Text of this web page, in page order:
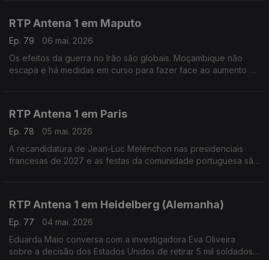
RTP Antena 1 em Maputo
Ep. 79
06 mai. 2026
Os efeitos da guerra no Irão são globais. Moçambique não
escapa e há medidas em curso para fazer face ao aumento do
RTP Antena 1 em Paris
Ep. 78
05 mai. 2026
A recandidatura de Jean-Luc Melénchon nas presidenciais
francesas de 2027 e as festas da comunidade portuguesa são
RTP Antena 1 em Heidelberg (Alemanha)
Ep. 77
04 mai. 2026
Eduarda Maio conversa com a investigadora Eva Oliveira
sobre a decisão dos Estados Unidos de retirar 5 mil soldados